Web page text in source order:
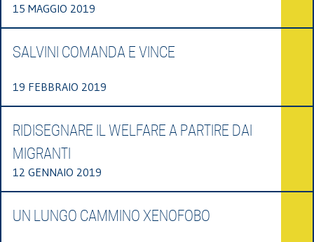
15 MAGGIO 2019
SALVINI COMANDA E VINCE
19 FEBBRAIO 2019
RIDISEGNARE IL WELFARE A PARTIRE DAI
MIGRANTI
12 GENNAIO 2019
UN LUNGO CAMMINO XENOFOBO